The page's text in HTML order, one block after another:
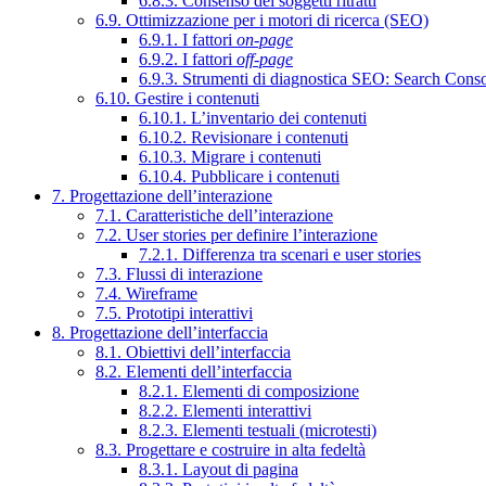
6.9. Ottimizzazione per i motori di ricerca (SEO)
6.9.1. I fattori on-page
6.9.2. I fattori off-page
6.9.3. Strumenti di diagnostica SEO: Search
6.10. Gestire i contenuti
6.10.1. L’inventario dei contenuti
6.10.2. Revisionare i contenuti
6.10.3. Migrare i contenuti
6.10.4. Pubblicare i contenuti
7. Progettazione dell’interazione
7.1. Caratteristiche dell’interazione
7.2. User stories per definire l’interazione
7.2.1. Differenza tra scenari e user stories
7.3. Flussi di interazione
7.4. Wireframe
7.5. Prototipi interattivi
8. Progettazione dell’interfaccia
8.1. Obiettivi dell’interfaccia
8.2. Elementi dell’interfaccia
8.2.1. Elementi di composizione
8.2.2. Elementi interattivi
8.2.3. Elementi testuali (microtesti)
8.3. Progettare e costruire in alta fedeltà
8.3.1. Layout di pagina